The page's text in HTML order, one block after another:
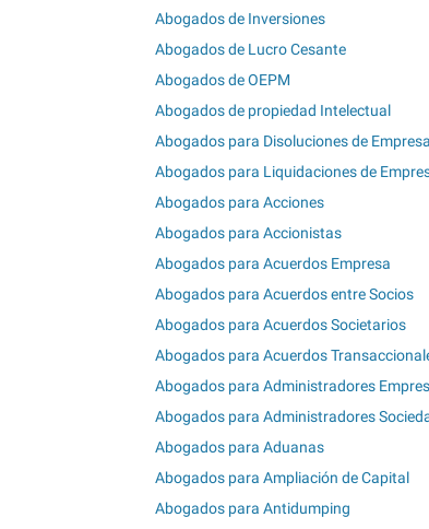
Abogados de Inversiones
Abogados de Lucro Cesante
Abogados de OEPM
Abogados de propiedad Intelectual
Abogados para Disoluciones de
Abogados para Liquidaciones de
Abogados para Acciones
Abogados para Accionistas
Abogados para Acuerdos Empresa
Abogados para Acuerdos entre Socios
Abogados para Acuerdos Societarios
Abogados para Acuerdos
Abogados para Administradores
Abogados para Administradores
Abogados para Aduanas
Abogados para Ampliación de Capital
Abogados para Antidumping